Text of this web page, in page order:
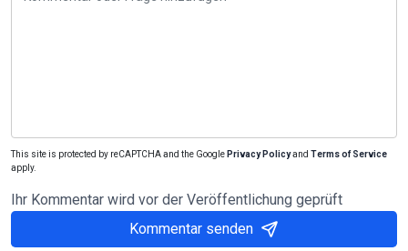
This site is protected by reCAPTCHA and the Google Privacy Policyand Terms of Service
apply.
Ihr Kommentar wird vor der Veröffentlichung geprüft
Kommentar senden